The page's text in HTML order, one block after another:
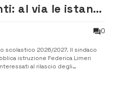
al via le istanze
0
scolastico 2026/2027. Il sindaco
istruzione Federica Limeri
al rilascio degli
del Comune di Priolo Garga...